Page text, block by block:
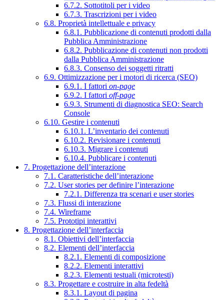
6.7.2. Sottotitoli per i video
6.7.3. Trascrizioni per i video
6.8. Proprietà intellettuale e privacy
6.8.1. Pubblicazione di contenuti prodotti dalla
Pubblica Amministrazione
6.8.2. Pubblicazione di contenuti non prodotti
dalla Pubblica Amministrazione
6.8.3. Consenso dei soggetti ritratti
6.9. Ottimizzazione per i motori di ricerca (SEO)
6.9.1. I fattori on-page
6.9.2. I fattori off-page
6.9.3. Strumenti di diagnostica SEO: Search
Console
6.10. Gestire i contenuti
6.10.1. L’inventario dei contenuti
6.10.2. Revisionare i contenuti
6.10.3. Migrare i contenuti
6.10.4. Pubblicare i contenuti
7. Progettazione dell’interazione
7.1. Caratteristiche dell’interazione
7.2. User stories per definire l’interazione
7.2.1. Differenza tra scenari e user stories
7.3. Flussi di interazione
7.4. Wireframe
7.5. Prototipi interattivi
8. Progettazione dell’interfaccia
8.1. Obiettivi dell’interfaccia
8.2. Elementi dell’interfaccia
8.2.1. Elementi di composizione
8.2.2. Elementi interattivi
8.2.3. Elementi testuali (microtesti)
8.3. Progettare e costruire in alta fedeltà
8.3.1. Layout di pagina